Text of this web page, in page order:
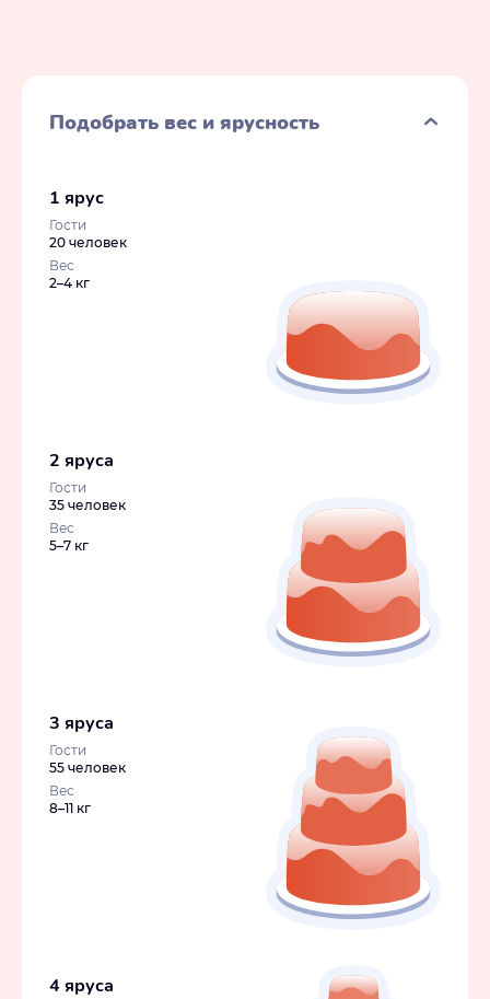
Подобрать вес и ярусность
1 ярус
Гости
20 человек
Вес
2–4 кг
2 яруса
Гости
35 человек
Вес
5–7 кг
3 яруса
Гости
55 человек
Вес
8–11 кг
4 яруса